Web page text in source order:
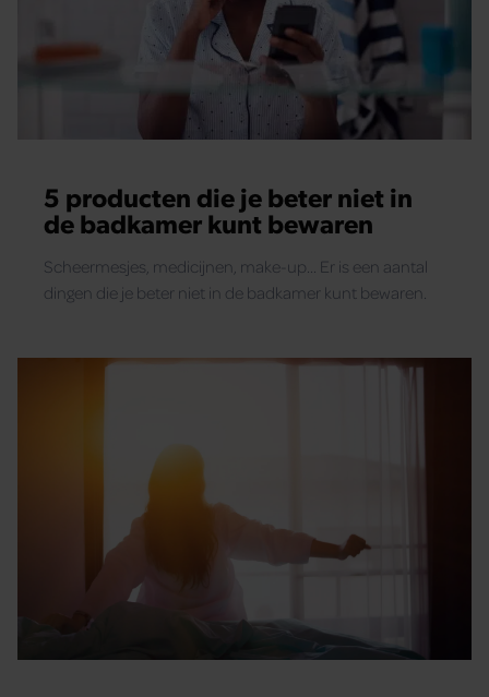
5 producten die je beter niet in
de badkamer kunt bewaren
Scheermesjes, medicijnen, make-up... Er is een aantal
dingen die je beter niet in de badkamer kunt bewaren.